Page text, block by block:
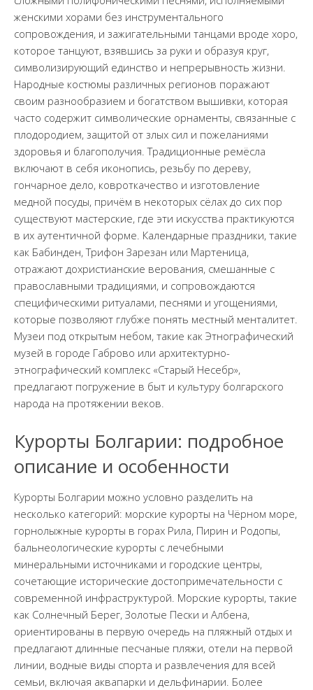
женскими хорами без инструментального
сопровождения, и зажигательными танцами вроде хоро,
которое танцуют, взявшись за руки и образуя круг,
символизирующий единство и непрерывность жизни.
Народные костюмы различных регионов поражают
своим разнообразием и богатством вышивки, которая
часто содержит символические орнаменты, связанные с
плодородием, защитой от злых сил и пожеланиями
здоровья и благополучия. Традиционные ремёсла
включают в себя иконопись, резьбу по дереву,
гончарное дело, ковроткачество и изготовление
медной посуды, причём в некоторых сёлах до сих пор
существуют мастерские, где эти искусства практикуются
в их аутентичной форме. Календарные праздники, такие
как Бабинден, Трифон Зарезан или Мартеница,
отражают дохристианские верования, смешанные с
православными традициями, и сопровождаются
специфическими ритуалами, песнями и угощениями,
которые позволяют глубже понять местный менталитет.
Музеи под открытым небом, такие как Этнографический
музей в городе Габрово или архитектурно-
этнографический комплекс «Старый Несебр»,
предлагают погружение в быт и культуру болгарского
народа на протяжении веков.
Курорты Болгарии: подробное
описание и особенности
Курорты Болгарии можно условно разделить на
несколько категорий: морские курорты на Чёрном море,
горнолыжные курорты в горах Рила, Пирин и Родопы,
бальнеологические курорты с лечебными
минеральными источниками и городские центры,
сочетающие исторические достопримечательности с
современной инфраструктурой. Морские курорты, такие
как Солнечный Берег, Золотые Пески и Албена,
ориентированы в первую очередь на пляжный отдых и
предлагают длинные песчаные пляжи, отели на первой
линии, водные виды спорта и развлечения для всей
семьи, включая аквапарки и дельфинарии. Более